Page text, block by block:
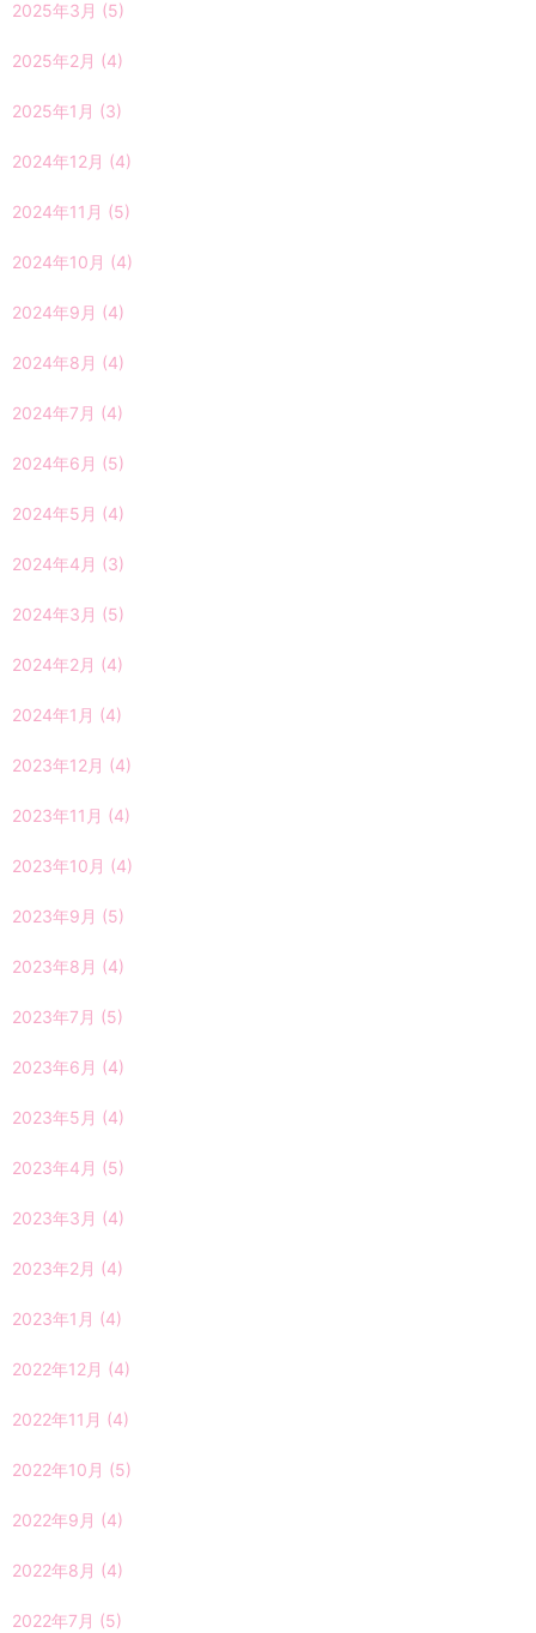
2025年3月 (5)
2025年2月 (4)
2025年1月 (3)
2024年12月 (4)
2024年11月 (5)
2024年10月 (4)
2024年9月 (4)
2024年8月 (4)
2024年7月 (4)
2024年6月 (5)
2024年5月 (4)
2024年4月 (3)
2024年3月 (5)
2024年2月 (4)
2024年1月 (4)
2023年12月 (4)
2023年11月 (4)
2023年10月 (4)
2023年9月 (5)
2023年8月 (4)
2023年7月 (5)
2023年6月 (4)
2023年5月 (4)
2023年4月 (5)
2023年3月 (4)
2023年2月 (4)
2023年1月 (4)
2022年12月 (4)
2022年11月 (4)
2022年10月 (5)
2022年9月 (4)
2022年8月 (4)
2022年7月 (5)